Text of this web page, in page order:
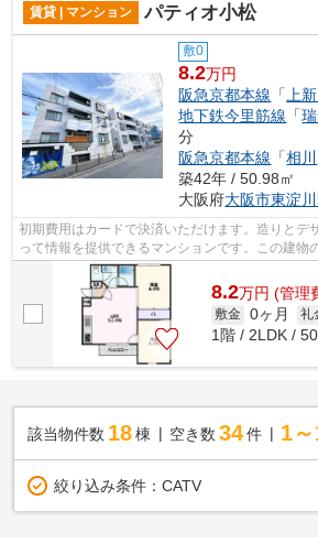
賃貸 | マンション パティオ小松
敷0
8.2万円
阪急京都本線 「 上
地下鉄今里筋線 「
分
阪急京都本線 「相川
築42年 / 50.98㎡
大阪府大阪市東淀
初期費用はカードで決済いただけます。造りとデ
って情報を提供できるマンションです。この建物
ります。耐火、耐震性の高い鉄筋コン...
8.2万円 (管理
敷金 0ヶ月 礼
1階 / 2LDK /
該当物件数 18棟 空き数 34 件 1
絞り込み条件： CATV